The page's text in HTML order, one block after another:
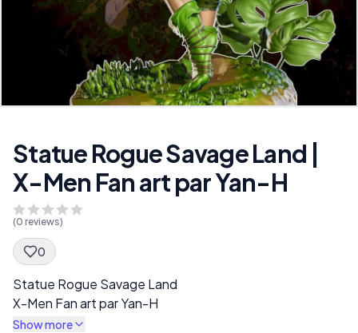
Statue Rogue Savage Land |
X-Men Fan art par Yan-H
(0 reviews)
0
Spec Description
Statue Rogue Savage Land
X-Men Fan art par Yan-H
Show more